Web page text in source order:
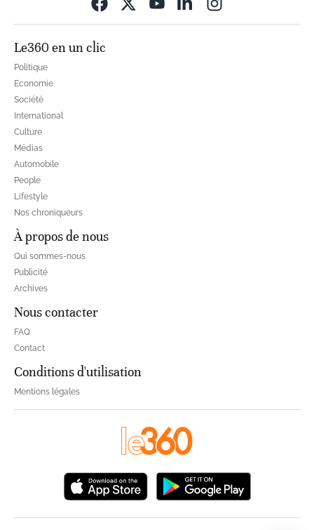
Le360 en un clic
Politique
Economie
Société
International
Culture
Médias
Automobile
People
Lifestyle
Nos chroniqueurs
À propos de nous
Qui sommes-nous
Publicité
Archives
Nous contacter
FAQ
Contact
Conditions d'utilisation
Mentions légales